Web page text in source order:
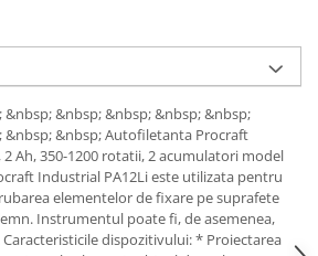
si
de tuns
&nbsp; &nbsp; &nbsp; &nbsp;
&nbsp; &nbsp; Autofiletanta Procraft
2 Ah, 350-1200 rotatii, 2 acumulatori model
Industrial PA12Li este utilizata pentru
elementelor de fixare pe suprafete
Instrumentul poate fi, de asemenea,
dispozitivului: * Proiectarea